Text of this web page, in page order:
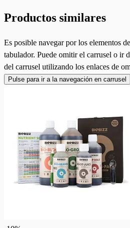
Productos similares
Es posible navegar por los elementos
tabulador. Puede omitir el carrusel o ir
del carrusel utilizando los enlaces de
Pulse para ir a la navegación en carrusel